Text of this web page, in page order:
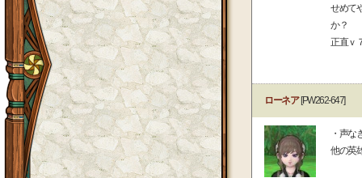
せめて
か？
正直ｖ
ローネア[PW262-647]
・声な
他の英